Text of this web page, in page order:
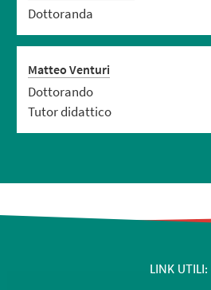
Dottoranda
Matteo Venturi
Dottorando
Tutor didattico
LINK UTILI